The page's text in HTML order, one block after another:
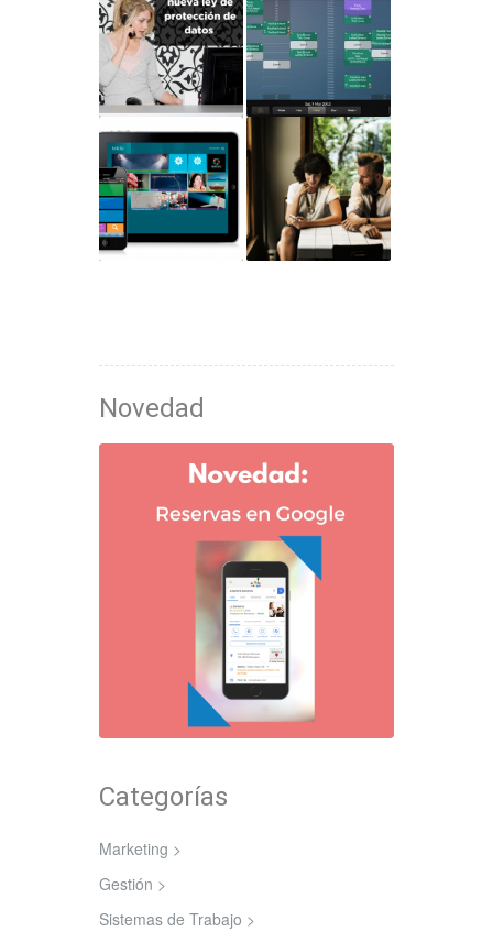
Novedad
Categorías
Marketing >
Gestión >
Sistemas de Trabajo >